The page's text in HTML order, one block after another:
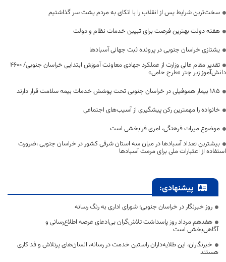
سخت‌ترین شرایط پس از انقلاب را با اتکای به مردم پشت سر گذاشتیم
هفته دولت بهترین فرصت برای تبیین خدمات نظام و دولت
یشتازی خراسان جنوبی در پرونده ثبت جهانی آسبادها
تقدیر مقام عالی وزارت از عملکرد جهادی معاونت آموزش ابتدایی خراسان جنوبی/ ۴۶۰۰
دانش‌آموز زیر چتر «طرح حامی»
۱۸۵ بیمار هموفیلی در خراسان جنوبی تحت پوشش خدمات بیمه سلامت قرار دارند
خانواده را مهمترین رکن پیشگیری از آسیب‌های اجتماعی
موضوع میراث فرهنگی، امری فرابخشی است
بیشترین تعداد آسبادها در میان سه استان شرقی کشور در خراسان جنوبی ،ضرورت
استفاده از اعتبارات ملی برای مرمت آسبادها
پیشنهادی:
روز خبرنگار در خراسان جنوبی؛ شورای اداری به رنگ رسانه
هفدهم مرداد روز پاسداشت تلاش‌گران بی‌ادعای عرصه اطلاع‌رسانی و
آگاهی‌بخشی است
خبرنگاران، این طلایه‌داران راستین خدمت در رسانه، انسان‌های پرتلاش و فداکاری
هستند